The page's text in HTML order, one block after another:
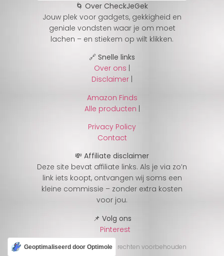
🌀 Over CheckJeGek
Jouw plek voor gadgets, gekkigheid en
geniale vondsten waar je om moet
lachen – en stiekem op wilt klikken.
🔗 Snelle links
Over ons
Disclaimer
Amazon Finds
Alle producten |
Privacy Policy
Contact
💸 Affiliate disclaimer
Deze site bevat affiliate links. Als je via zo’n
link iets koopt, ontvangen wij soms een
kleine commissie – zonder extra kosten
voor jou.
📌 Volg ons
Pinterest
© 2025 CheckJeGek – Alle rechten voorbehouden
Geoptimaliseerd door Optimole